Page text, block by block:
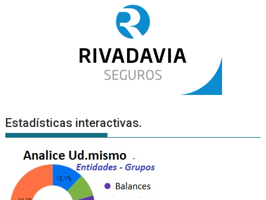
Estadísticas interactivas.